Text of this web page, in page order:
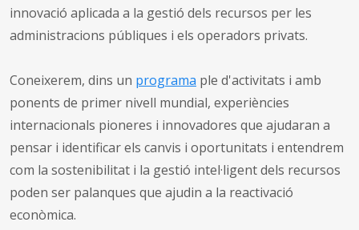
innovació aplicada a la gestió dels recursos per les
administracions públiques i els operadors privats.
Coneixerem, dins un programa ple d'activitats i amb
ponents de primer nivell mundial, experiències
internacionals pioneres i innovadores que ajudaran a
pensar i identificar els canvis i oportunitats i entendrem
com la sostenibilitat i la gestió intel·ligent dels recursos
poden ser palanques que ajudin a la reactivació
econòmica.